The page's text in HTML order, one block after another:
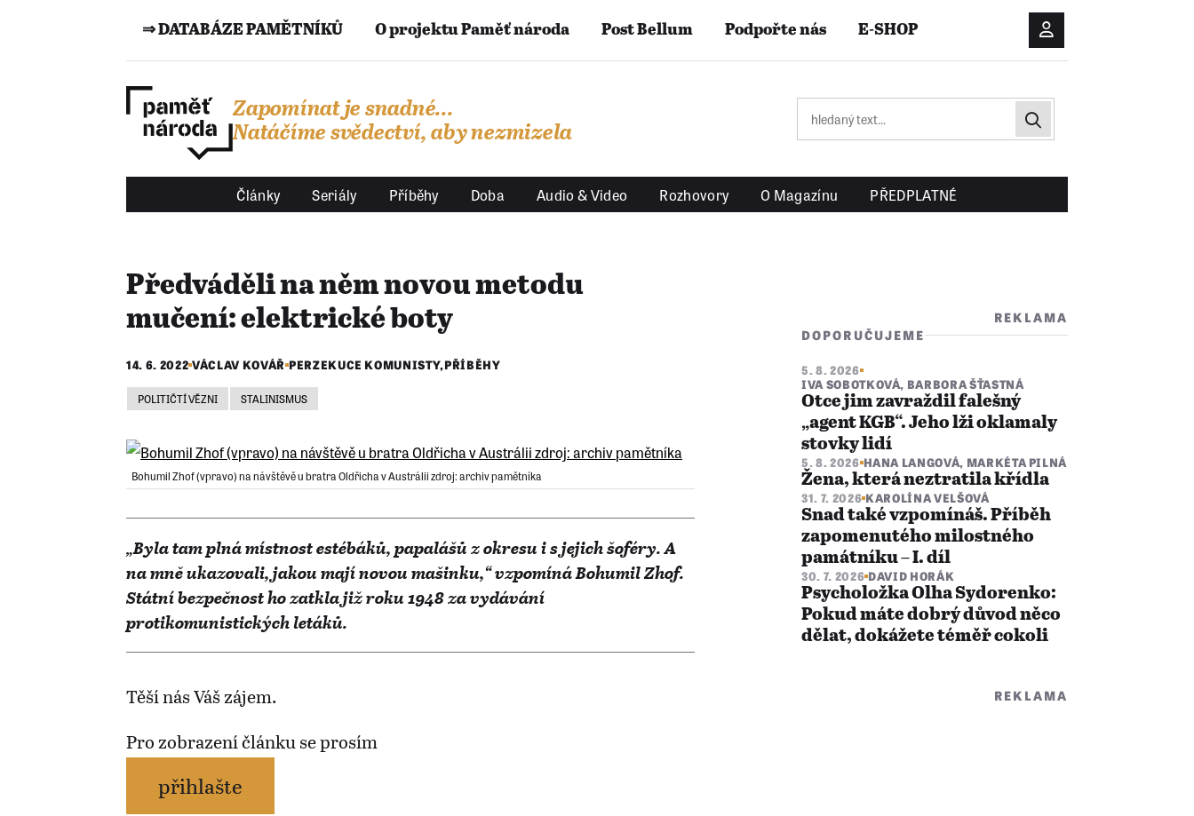
⇒ DATABÁZE PAMĚTNÍKŮ O projektu Paměť národa Post Bellum Podpořte nás E-SHOP
Přihlášení/
Zapomínat je snadné...
Natáčíme svědectví, aby nezmizela
Články Seriály Příběhy Doba Audio & Video Rozhovory O Magazínu PŘEDPLATNÉ
Předváděli na něm novou metodu
mučení: elektrické boty
14. 6. 2022 VÁCLAV KOVÁŘ PERZEKUCE KOMUNISTY,PŘÍBĚHY
POLITIČTÍ VĚZNI STALINISMUS
Bohumil Zhof (vpravo) na návštěvě u bratra Oldřicha v Austrálii zdroj: archiv pamětníka
„Byla tam plná místnost estébáků, papalášů z okresu i s jejich šoféry. A
na mně ukazovali, jakou mají novou mašinku,“ vzpomíná Bohumil Zhof.
Státní bezpečnost ho zatkla již roku 1948 za vydávání
protikomunistických letáků.
Těší nás Váš zájem.
Pro zobrazení článku se prosím
přihlašte
REKLAMA
DOPORUČUJEME
5. 8. 2026
IVA SOBOTKOVÁ, BARBORA ŠŤASTNÁ
Otce jim zavraždil falešný
„agent KGB“. Jeho lži oklamaly
stovky lidí
5. 8. 2026 HANA LANGOVÁ, MARKÉTA PILNÁ
Žena, která neztratila křídla
31. 7. 2026 KAROLÍNA VELŠOVÁ
Snad také vzpomínáš. Příběh
zapomenutého milostného
památníku – I. díl
30. 7. 2026 DAVID HORÁK
Psycholožka Olha Sydorenko:
Pokud máte dobrý důvod něco
dělat, dokážete téměř cokoli
REKLAMA